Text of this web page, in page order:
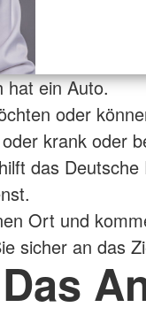
hat ein Auto.
oder
krank oder
das Deutsche
Ort und
sicher an das
Das